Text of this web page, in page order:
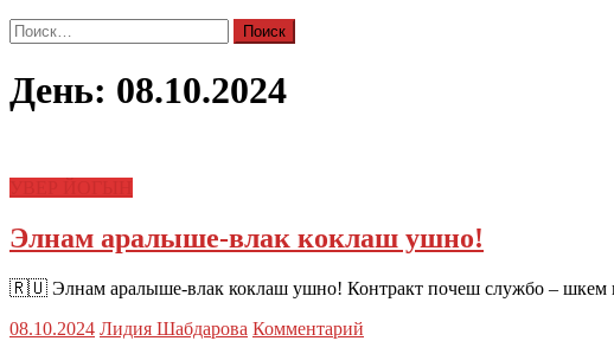
Найти:
День: 08.10.2024
Элнам аралыше-влак коклаш ушно!
🇷🇺 Элнам аралыше-влак коклаш ушно! Контракт почеш службо – шкем
08.10.2024 Лидия Шабдарова Комментарий